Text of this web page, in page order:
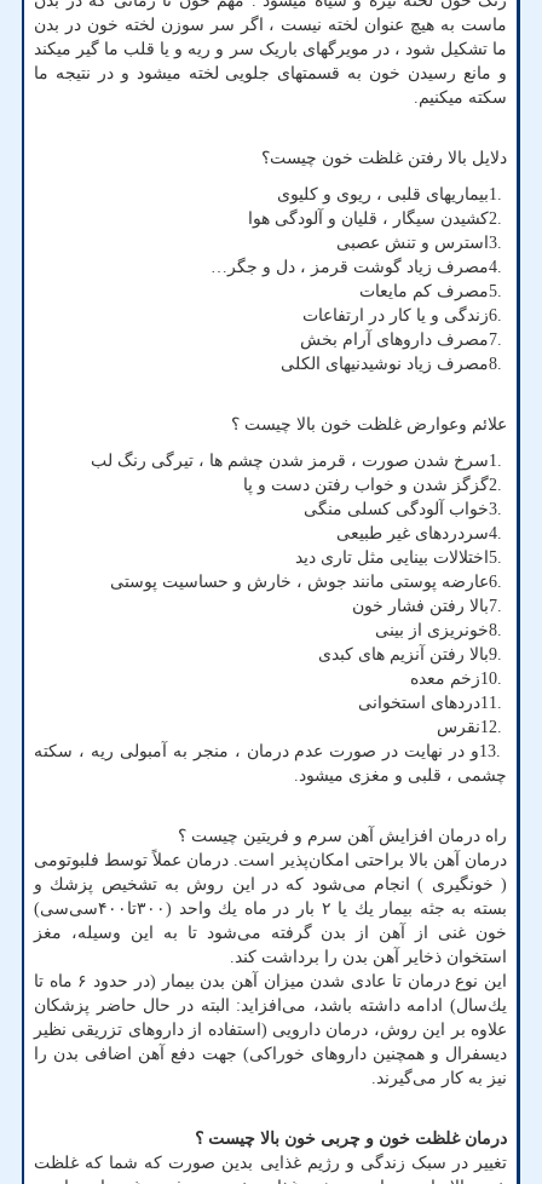
ماست به هیچ عنوان لخته نیست ، اگر سر سوزن لخته خون در بدن
ما تشکیل شود ، در مویرگهای باریک سر و ریه و یا قلب ما گیر میکند
و مانع رسیدن خون به قسمتهای جلویی لخته میشود و در نتیجه ما
سکته میکنیم.
دلایل بالا رفتن غلظت خون چیست؟
1.بیماریهای قلبی ، ریوی و کلیوی
2.کشیدن سیگار ، قلیان و آلودگی هوا
3. استرس و تنش عصبی
4.مصرف زیاد گوشت قرمز ، دل و جگر …
5.مصرف کم مایعات
6.زندگی و یا کار در ارتفاعات
7.مصرف داروهای آرام بخش
8.مصرف زیاد نوشیدنیهای الکلی
علائم وعوارض غلظت خون بالا چیست ؟
1.سرخ شدن صورت ، قرمز شدن چشم ها ، تیرگی رنگ لب
2.گزگز شدن و خواب رفتن دست و پا
3.خواب آلودگی کسلی منگی
4.سردردهای غیر طبیعی
5. اختلالات بینایی مثل تاری دید
6.عارضه پوستی مانند جوش ، خارش و حساسیت پوستی
7.بالا رفتن فشار خون
8.خونریزی از بینی
9.بالا رفتن آنزیم های کبدی
10.زخم معده
11.دردهای استخوانی
12.نقرس
13.و در نهایت در صورت عدم درمان ، منجر به آمبولی ریه ، سکته
چشمی ، قلبی و مغزی میشود.
راه درمان افزایش آهن سرم و فریتین چیست ؟
درمان آهن بالا براحتی امكان‌پذیر است. درمان عملاً توسط فلبوتومی
( خونگیرى ) انجام مى‌شود كه در این روش به تشخیص پزشك و
بسته به جثه بیمار یك یا ۲ بار در ماه یك واحد (۳۰۰تا۴۰۰سی‌سی)
خون غنی از آهن از بدن گرفته می‌شود تا به این وسیله، مغز
استخوان ذخایر آهن بدن را برداشت كند.
این نوع درمان تا عادی شدن میزان آهن بدن بیمار (در حدود ۶ ماه تا
یك‌سال) ادامه داشته باشد، می‌افزاید: البته در حال حاضر پزشكان
علاوه بر این روش، درمان دارویی (استفاده از داروهای تزریقی نظیر
دیسفرال و همچنین داروهای خوراكی) جهت دفع آهن اضافی بدن را
نیز به كار می‌گیرند.
درمان غلظت خون و چربی خون بالا چیست ؟
تغییر در سبک زندگی و رژیم غذایی بدین صورت که شما که غلظت